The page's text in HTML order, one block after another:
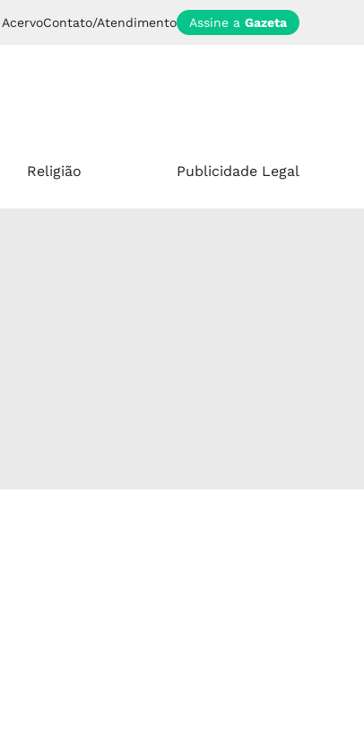
AcervoContato/Atendimento Assine a Gazeta
Religião Publicidade Legal